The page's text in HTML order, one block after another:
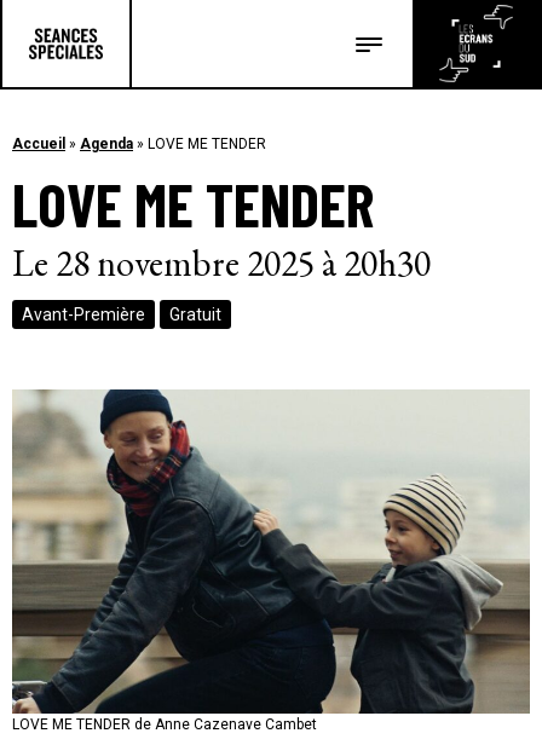
Les articles
Accueil » Agenda » LOVE ME TENDER
LOVE ME TENDER
Le 28 novembre 2025 à 20h30
Avant-Première Gratuit
LOVE ME TENDER de Anne Cazenave Cambet